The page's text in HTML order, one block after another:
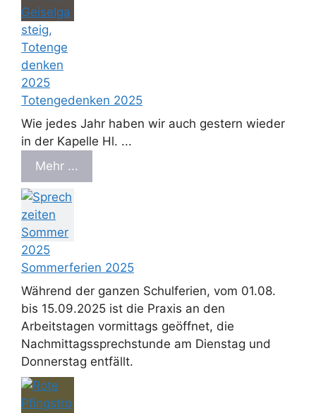
Totengedenken 2025
Wie jedes Jahr haben wir auch gestern wieder
in der Kapelle Hl. ...
Mehr ...
Sommerferien 2025
Während der ganzen Schulferien, vom 01.08.
bis 15.09.2025 ist die Praxis an den
Arbeitstagen vormittags geöffnet, die
Nachmittagssprechstunde am Dienstag und
Donnerstag entfällt.